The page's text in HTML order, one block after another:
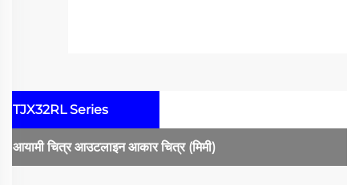
TJX32RL Series
आयामी चित्रआउटलाइन आकार चित्र (मिमी)